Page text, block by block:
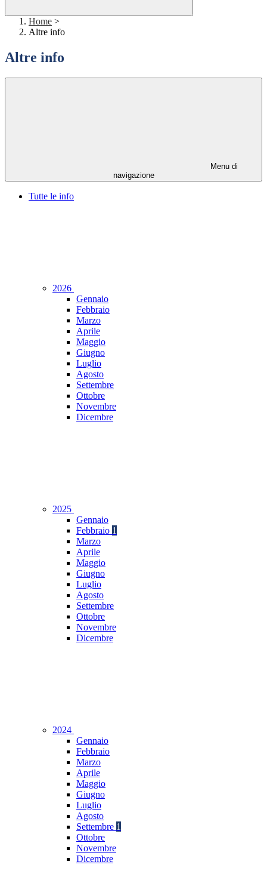
Home >
Altre info
Altre info
Menu di
navigazione
Tutte le info
2026
Gennaio
Febbraio
Marzo
Aprile
Maggio
Giugno
Luglio
Agosto
Settembre
Ottobre
Novembre
Dicembre
2025
Gennaio
Febbraio 1
Marzo
Aprile
Maggio
Giugno
Luglio
Agosto
Settembre
Ottobre
Novembre
Dicembre
2024
Gennaio
Febbraio
Marzo
Aprile
Maggio
Giugno
Luglio
Agosto
Settembre 1
Ottobre
Novembre
Dicembre